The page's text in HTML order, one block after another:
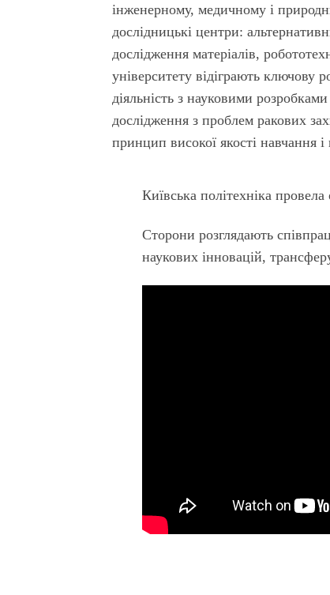
інженерному, медичному і
дослідницькі центри:
дослідження матеріалів,
університету відіграють ключову
діяльність з науковими
дослідження з проблем ракових
принцип високої якості навчання
Київська політехніка
Сторони розглядають
наукових інновацій,